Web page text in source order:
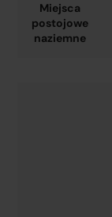
Miejsca
postojowe
naziemne